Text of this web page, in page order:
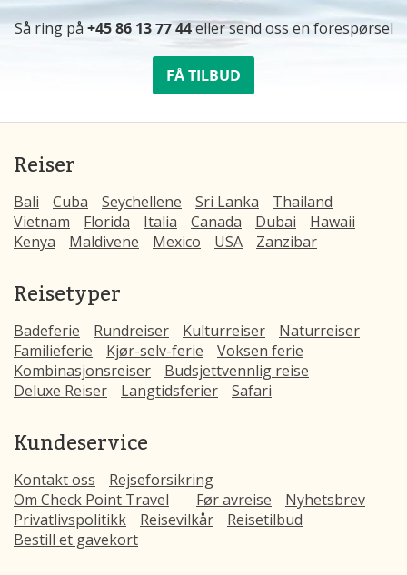
Så ring på +45 86 13 77 44eller send oss ​​en forespørsel
FÅ TILBUD
Reiser
Bali Cuba Seychellene Sri Lanka
Thailand
Vietnam
Florida Italia Canada Dubai
Hawaii
Kenya
Maldivene Mexico USA Zanzibar
Reisetyper
Badeferie Rundreiser Kulturreiser
Naturreiser
Familieferie
Kjør-selv-ferie
Voksen ferie
Kombinasjonsreiser
Budsjettvennlig reise
Deluxe Reiser
Langtidsferier Safari
Kundeservice
Kontakt oss
Rejseforsikring
Om Check Point Travel
Før avreise
Nyhetsbrev
Privatlivspolitikk
Reisevilkår
Reisetilbud
Bestill et gavekort